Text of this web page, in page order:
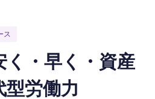
ス
く・早く・資産
型労働力